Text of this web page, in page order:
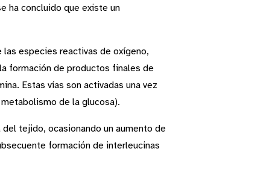
ha concluido que existe un
especies reactivas de oxígeno,
formación de productos finales de
Estas vías son activadas una vez
de la glucosa).
tejido, ocasionando un aumento de
formación de interleucinas